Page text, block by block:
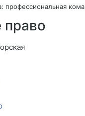
профессиональная
право